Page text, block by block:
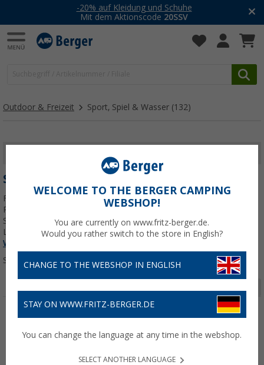
-20% auf Kleidung und Schuhe
Mit dem Aktionscode 20SSV
Outdoor & Freizeit Sport, Spiel & Wasser (132)
SPORT, SPIEL & WASSER
Für unterwegs, Regentage und aktive Stunden im Freien: Entdecke
Reise- und Lernspiele, Outdoor-Spiele sowie alles für Wasserspaß,
SUP, Kajak und Schlauchboot. So kommt im Campingurlaub keine
Langeweile auf. Jetzt mehr über unsere KategorieSport, Spiel &
Wasser
Sortieren:
WELCOME TO THE BERGER CAMPING
WEBSHOP!
You are currently on www.fritz-berger.de.
Would you rather switch to the store in English?
CHANGE TO THE WEBSHOP IN ENGLISH
STAY ON WWW.FRITZ-BERGER.DE
You can change the language at any time in the webshop.
SELECT ANOTHER LANGUAGE